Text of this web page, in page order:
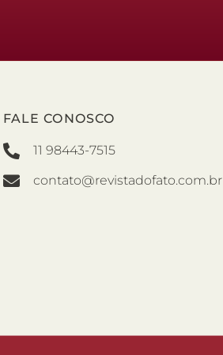
FALE CONOSCO
11 98443-7515
contato@revistadofato.com.br